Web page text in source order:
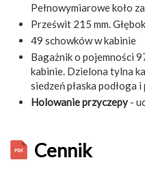
Pełnowymiarowe koło
Prześwit 215 mm.
49 schowków w kabinie
Bagażnik o pojemności
kabinie. Dzielona tylna
siedzeń płaska podłoga
Holowanie przyczepy-
Cennik